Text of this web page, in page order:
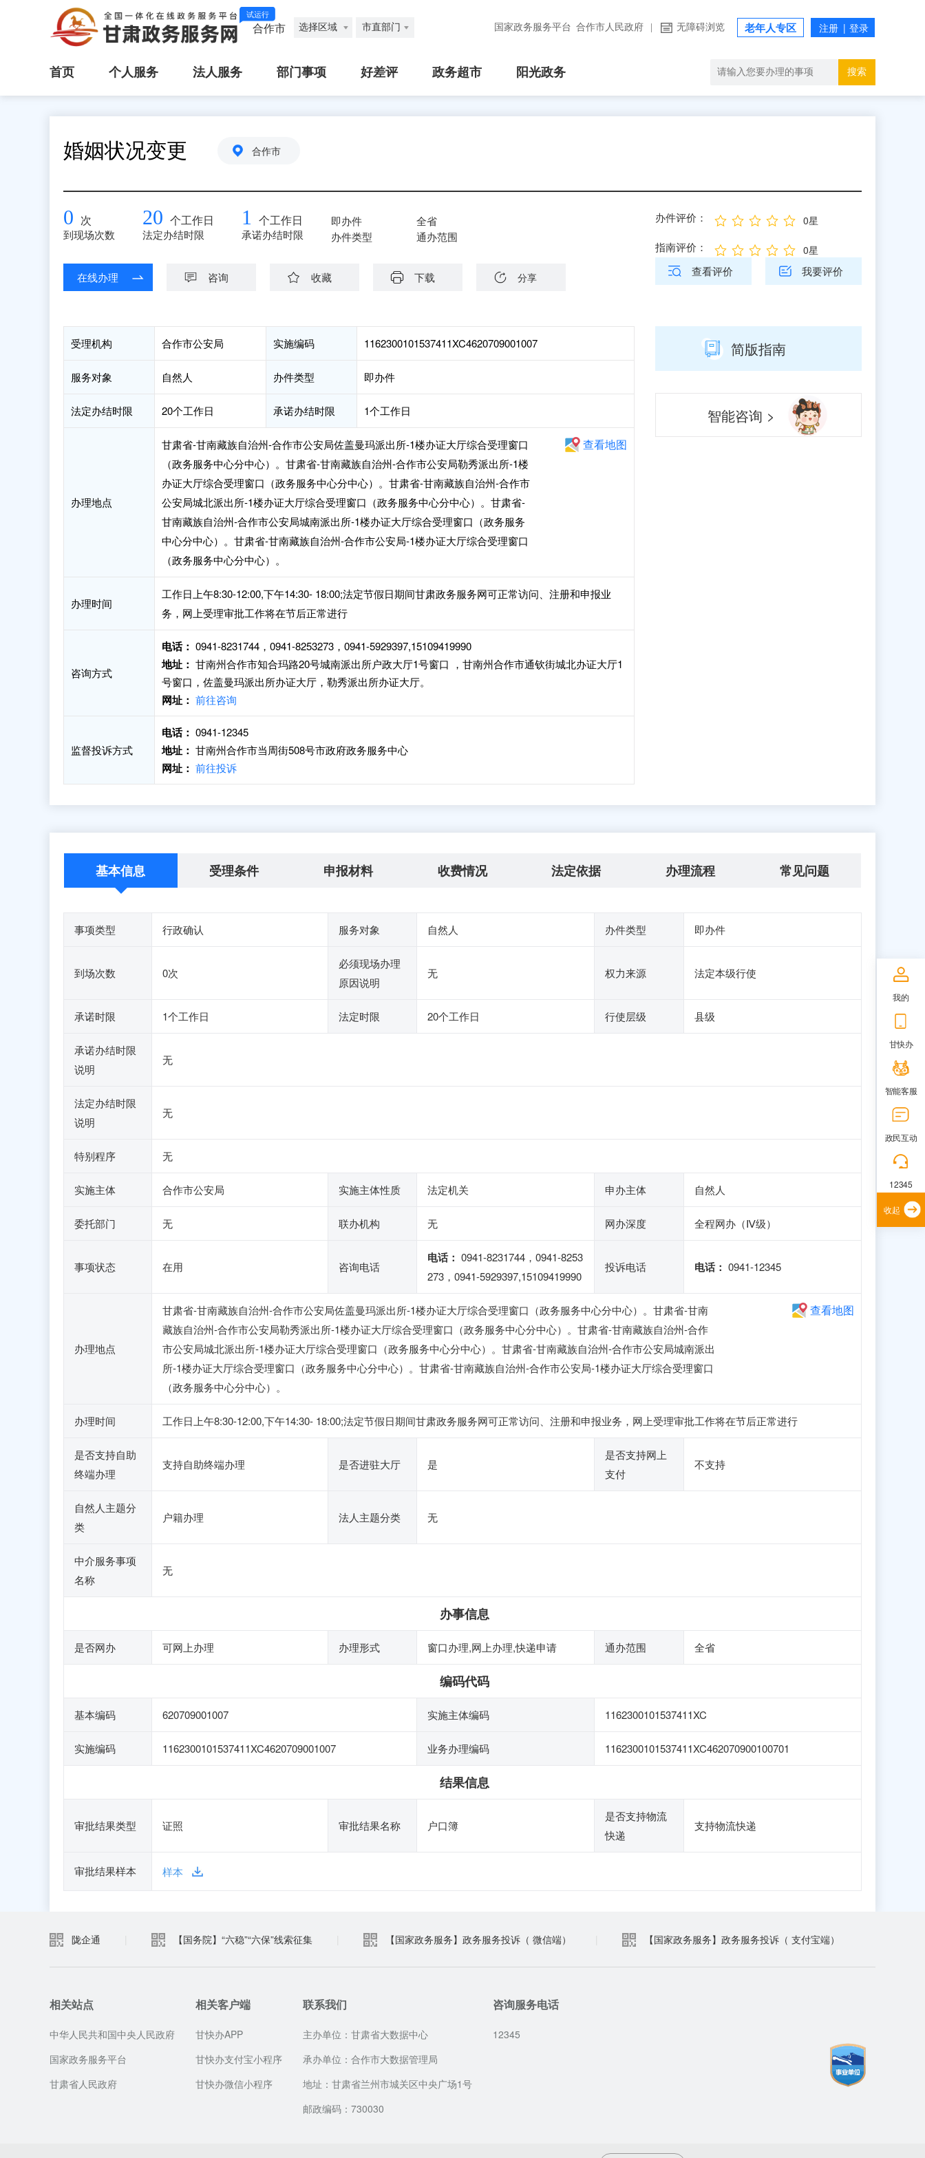
试运行
合作市 选择区域 市直部门 国家政务服务平台 合作市人民政府 无障碍浏览 老年人专区
首页 个人服务 法人服务 部门事项 好差评 政务超市 阳光政务 搜索
婚姻状况变更 合作市
0 次
到现场次数
20 个工作日
法定办结时限
1 个工作日
承诺办结时限
即办件
办件类型
全省
通办范围
在线办理 咨询 收藏 下载 分享
办件评价： 0星
指南评价： 0星
查看评价 我要评价
受理机构 合作市公安局 实施编码 1162300101537411XC4620709001007
服务对象 自然人 办件类型 即办件
法定办结时限 20个工作日 承诺办结时限 1个工作日
办理地点
甘肃省-甘南藏族自治州-合作市公安局佐盖曼玛派出所-1楼办证大厅综合受理窗口
（政务服务中心分中心）。甘肃省-甘南藏族自治州-合作市公安局勒秀派出所-1楼
办证大厅综合受理窗口（政务服务中心分中心）。甘肃省-甘南藏族自治州-合作市
公安局城北派出所-1楼办证大厅综合受理窗口（政务服务中心分中心）。甘肃省-
甘南藏族自治州-合作市公安局城南派出所-1楼办证大厅综合受理窗口（政务服务
中心分中心）。甘肃省-甘南藏族自治州-合作市公安局-1楼办证大厅综合受理窗口
（政务服务中心分中心）。
查看地图
办理时间
工作日上午8:30-12:00,下午14:30- 18:00;法定节假日期间甘肃政务服务网可正常访问、注册和申报业
务，网上受理审批工作将在节后正常进行
咨询方式
电话： 0941-8231744，0941-8253273，0941-5929397,15109419990
地址： 甘南州合作市知合玛路20号城南派出所户政大厅1号窗口 ，甘南州合作市通钦街城北办证大厅1
号窗口，佐盖曼玛派出所办证大厅，勒秀派出所办证大厅。
网址： 前往咨询
监督投诉方式
电话： 0941-12345
地址： 甘南州合作市当周街508号市政府政务服务中心
网址： 前往投诉
简版指南
智能咨询 >
基本信息 受理条件 申报材料 收费情况 法定依据 办理流程 常见问题
事项类型 行政确认 服务对象 自然人 办件类型 即办件
到场次数 0次
必须现场办理
原因说明
无 权力来源 法定本级行使
承诺时限 1个工作日 法定时限 20个工作日 行使层级 县级
承诺办结时限
说明
无
法定办结时限
说明
无
特别程序 无
实施主体 合作市公安局 实施主体性质 法定机关 申办主体 自然人
委托部门 无 联办机构 无 网办深度 全程网办（Ⅳ级）
事项状态 在用 咨询电话
电话： 0941-8231744，0941-8253
273，0941-5929397,15109419990
投诉电话 电话： 0941-12345
办理地点
甘肃省-甘南藏族自治州-合作市公安局佐盖曼玛派出所-1楼办证大厅综合受理窗口（政务服务中心分中心）。甘肃省-甘南
藏族自治州-合作市公安局勒秀派出所-1楼办证大厅综合受理窗口（政务服务中心分中心）。甘肃省-甘南藏族自治州-合作
市公安局城北派出所-1楼办证大厅综合受理窗口（政务服务中心分中心）。甘肃省-甘南藏族自治州-合作市公安局城南派出
所-1楼办证大厅综合受理窗口（政务服务中心分中心）。甘肃省-甘南藏族自治州-合作市公安局-1楼办证大厅综合受理窗口
（政务服务中心分中心）。
查看地图
办理时间 工作日上午8:30-12:00,下午14:30- 18:00;法定节假日期间甘肃政务服务网可正常访问、注册和申报业务，网上受理审批工作将在节后正常进行
是否支持自助
终端办理
支持自助终端办理 是否进驻大厅 是
是否支持网上
支付
不支持
自然人主题分
类
户籍办理 法人主题分类 无
中介服务事项
名称
无
办事信息
是否网办 可网上办理 办理形式 窗口办理,网上办理,快递申请 通办范围 全省
编码代码
基本编码 620709001007 实施主体编码 1162300101537411XC
实施编码 1162300101537411XC4620709001007 业务办理编码 1162300101537411XC462070900100701
结果信息
审批结果类型 证照 审批结果名称 户口簿
是否支持物流
快递
支持物流快递
审批结果样本 样本
陇企通 【国务院】“六稳”“六保”线索征集 【国家政务服务】政务服务投诉（ 微信端） 【国家政务服务】政务服务投诉（ 支付宝端）
相关站点
中华人民共和国中央人民政府
国家政务服务平台
甘肃省人民政府
相关客户端
甘快办APP
甘快办支付宝小程序
甘快办微信小程序
联系我们
主办单位：甘肃省大数据中心
承办单位：合作市大数据管理局
地址：甘肃省兰州市城关区中央广场1号
邮政编码：730030
咨询服务电话
12345
我的
甘快办
智能客服
政民互动
12345
收起